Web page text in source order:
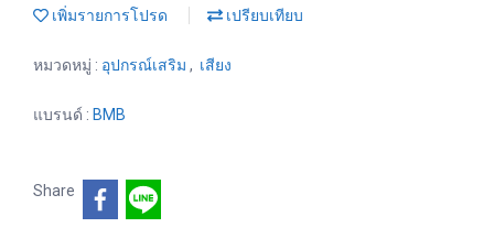
เพิ่มรายการโปรด เปรียบเทียบ
หมวดหมู่ : อุปกรณ์เสริม , เสียง
แบรนด์ : BMB
Share